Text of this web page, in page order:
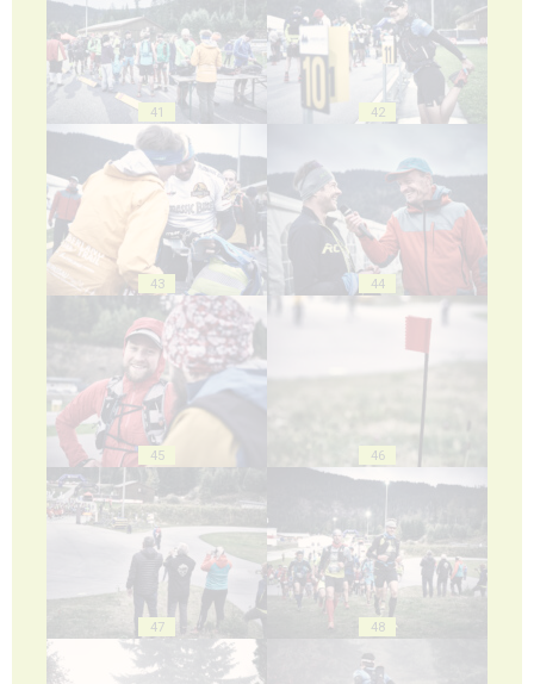
41 42
43 44
45 46
47 48